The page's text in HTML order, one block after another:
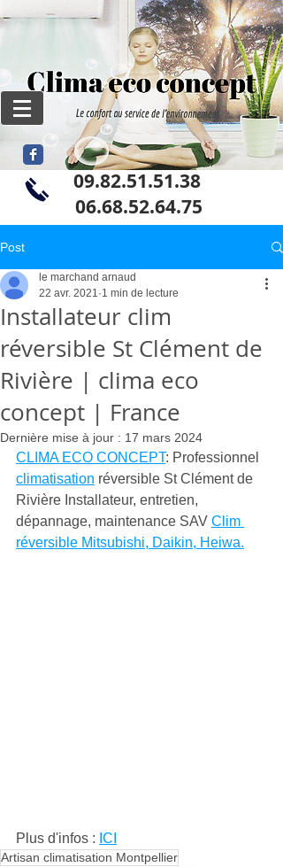
09.82.51.51.38
06.68.52.64.75
Post
Installateur clim
réversible St Clément de
Rivière | clima eco
concept | France
le marchand arnaud
22 avr. 2021 1 min de lecture
Dernière mise à jour : 17 mars 2024
CLIMA ECO CONCEPT: Professionnel
climatisation réversible St Clément de
Rivière Installateur, entretien,
dépannage, maintenance SAV Clim
réversible Mitsubishi, Daikin, Heiwa.
Plus d'infos : ICI
Artisan climatisation Montpellier